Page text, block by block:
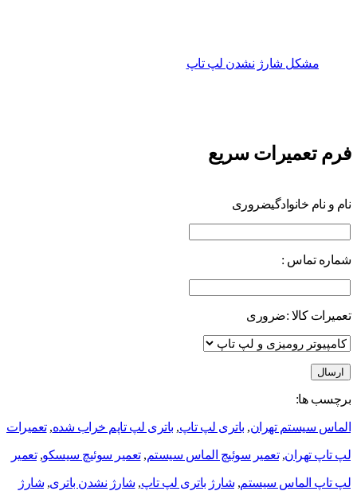
مشکل شارژ نشدن لپ تاپ
فرم تعمیرات سریع
نام و نام خانوادگیضروری
شماره تماس :
تعمیرات کالا :ضروری
برچسب ها:
الماس سیستم تهران, باتری لپ تاپ, باتری لپ تاپم خراب شده,تعميرات
لپ تاپ تهران,تعمیر سوئیچ الماس سیستم,تعمیر سوئیچ سیسکو,تعمیر
لپ تاپ الماس سیستم, شارژ باتری لپ تاپ, شارژ نشدن باتری, شارژ